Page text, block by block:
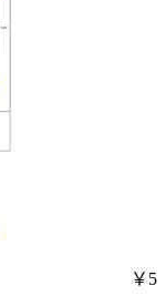
￥5